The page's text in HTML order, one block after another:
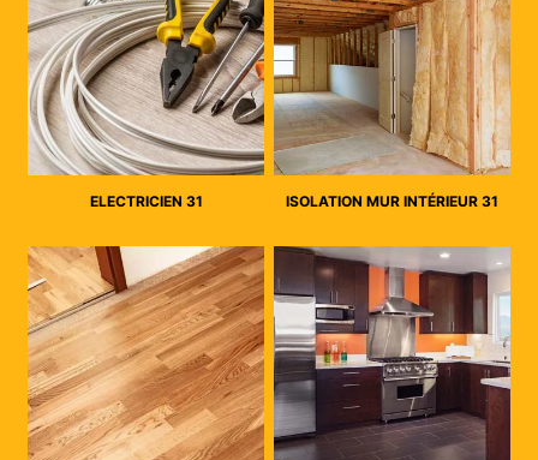
ELECTRICIEN 31 ISOLATION MUR INTÉRIEUR 31